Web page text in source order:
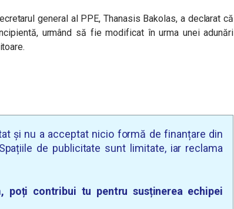
general al PPE, Thanasis Bakolas, a declarat că
urmând să fie modificat în urma unei adunări
și nu a acceptat nicio formă de finanțare din
de publicitate sunt limitate, iar reclama
poți contribui tu pentru susținerea echipei